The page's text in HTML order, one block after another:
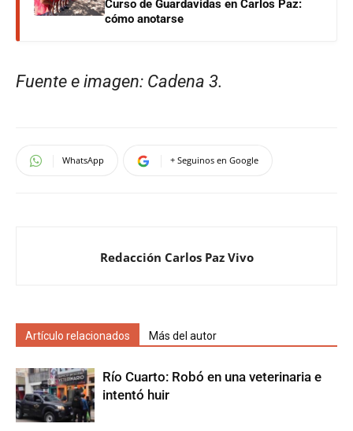
Curso de Guardavidas en Carlos Paz:
cómo anotarse
Fuente e imagen: Cadena 3.
WhatsApp + Seguinos en Google
Redacción Carlos Paz Vivo
Artículo relacionados Más del autor
Río Cuarto: Robó en una veterinaria e
intentó huir